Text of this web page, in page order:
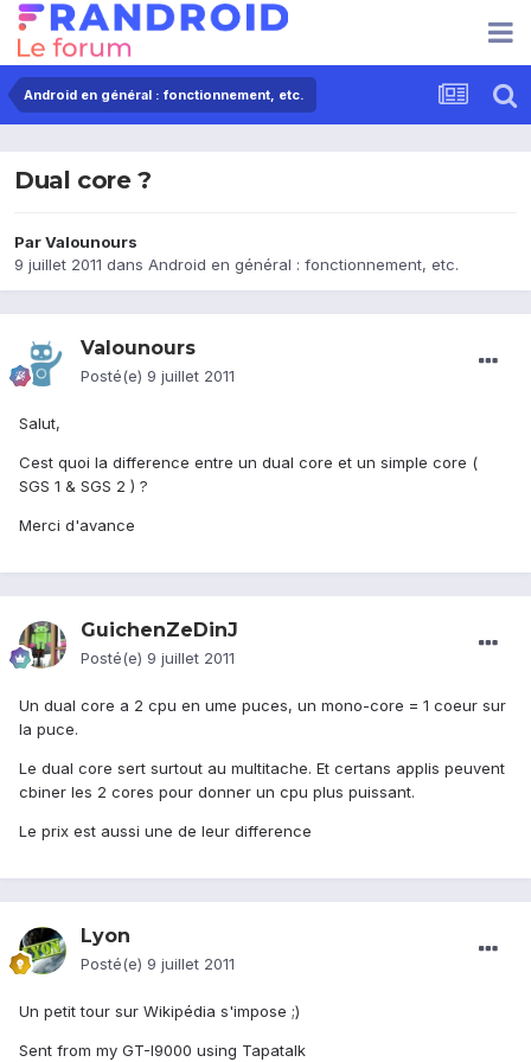
Android en général : fonctionnement, etc.
Dual core ?
ParValounours
9 juillet 2011 dans Android en général : fonctionnement, etc.
Valounours
Posté(e) 9 juillet 2011
Salut,
Cest quoi la difference entre un dual core et un simple core (
SGS 1 & SGS 2 ) ?
Merci d'avance
GuichenZeDinJ
Posté(e) 9 juillet 2011
Un dual core a 2 cpu en ume puces, un mono-core = 1 coeur sur
la puce.
Le dual core sert surtout au multitache. Et certans applis peuvent
cbiner les 2 cores pour donner un cpu plus puissant.
Le prix est aussi une de leur difference
Lyon
Posté(e) 9 juillet 2011
Un petit tour sur Wikipédia s'impose ;)
Sent from my GT-I9000 using Tapatalk